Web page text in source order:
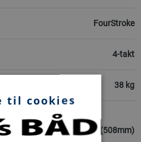
FourStroke
4-takt
38 kg
L (508mm)
til cookies